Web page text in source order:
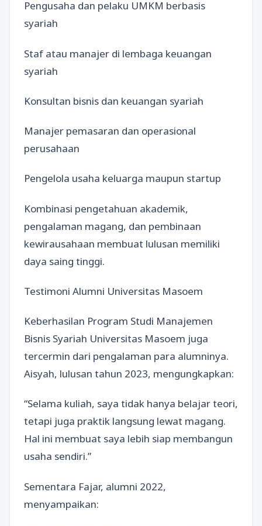
Pengusaha dan pelaku UMKM berbasis
syariah
Staf atau manajer di lembaga keuangan
syariah
Konsultan bisnis dan keuangan syariah
Manajer pemasaran dan operasional
perusahaan
Pengelola usaha keluarga maupun startup
Kombinasi pengetahuan akademik,
pengalaman magang, dan pembinaan
kewirausahaan membuat lulusan memiliki
daya saing tinggi.
Testimoni Alumni Universitas Masoem
Keberhasilan Program Studi Manajemen
Bisnis Syariah Universitas Masoem juga
tercermin dari pengalaman para alumninya.
Aisyah, lulusan tahun 2023, mengungkapkan:
“Selama kuliah, saya tidak hanya belajar teori,
tetapi juga praktik langsung lewat magang.
Hal ini membuat saya lebih siap membangun
usaha sendiri.”
Sementara Fajar, alumni 2022,
menyampaikan: